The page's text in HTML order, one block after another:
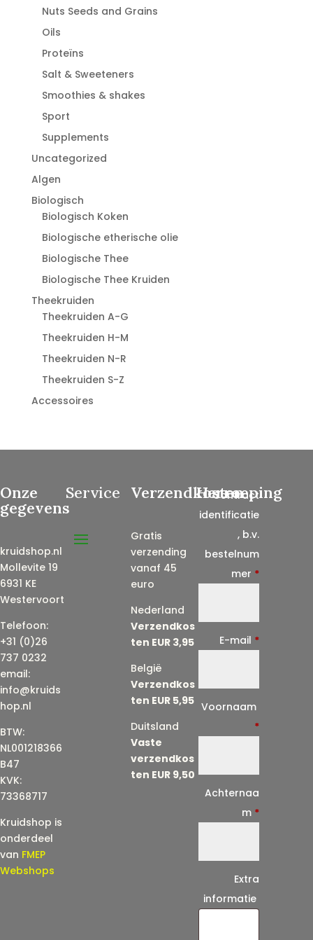
Nuts Seeds and Grains
Oils
Proteïns
Salt & Sweeteners
Smoothies & shakes
Sport
Supplements
Uncategorized
Algen
Biologisch
Biologisch Koken
Biologische etherische olie
Biologische Thee
Biologische Thee Kruiden
Theekruiden
Theekruiden A-G
Theekruiden H-M
Theekruiden N-R
Theekruiden S-Z
Accessoires
Onze
gegevens
kruidshop.nl
Mollevite 19
6931 KE
Westervoort
Telefoon:
+31 (0)26
737 0232
email:
info@kruids
hop.nl
BTW:
NL001218366
B47
KVK:
73368717
Kruidshop is
onderdeel
van FMEP
Webshops
Service Verzendkosten
Gratis
verzending
vanaf 45
euro
Nederland
Verzendkos
ten EUR 3,95
België
Verzendkos
ten EUR 5,95
Duitsland
Vaste
verzendkos
ten EUR 9,50
Herroeping
Contract
identificatie
, b.v.
bestelnum
mer *
E-mail *
Voornaam
*
Achternaa
m *
Extra
informatie